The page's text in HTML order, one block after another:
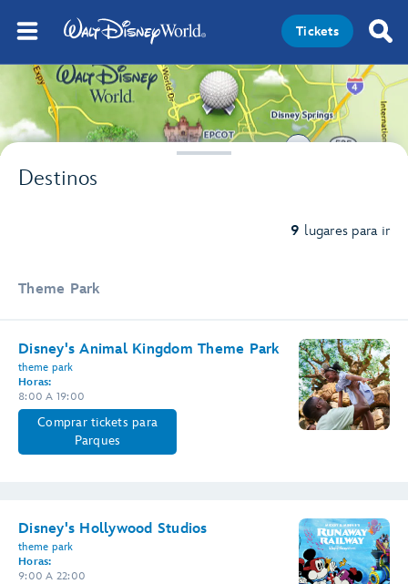
Tickets
Destinos
9 lugares para ir
Theme Park
Disney's Animal Kingdom Theme Park
theme park
Horas:
8:00 A 19:00
Comprar tickets para
Parques
Disney's Hollywood Studios
theme park
Horas:
9:00 A 22:00
2